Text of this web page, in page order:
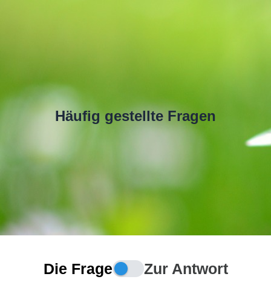
Häufig gestellte Fragen
Die Frage Zur Antwort